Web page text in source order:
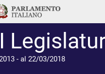
- al 22/03/2018